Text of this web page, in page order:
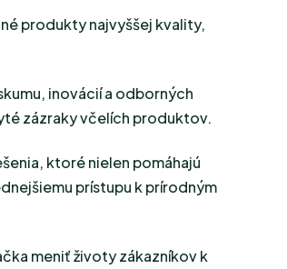
produkty najvyššej kvality,
inovácií a odborných
zázraky včelích produktov.
ktoré nielen pomáhajú
prístupu k prírodným
meniť životy zákazníkov k